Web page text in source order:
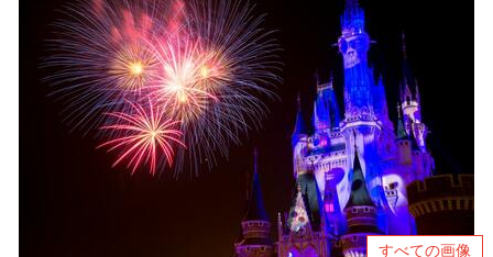
すべての画像